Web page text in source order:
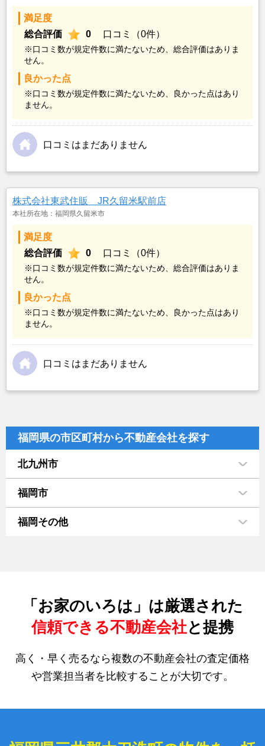
満足度
総合評価
0 口コミ（0件）
※口コミ数が規定件数に満たないため、総合評価はありま
せん。
良かった点
※口コミ数が規定件数に満たないため、良かった点はあり
ません。
口コミはまだありません
株式会社東武住販 JR久留米駅前店
本社所在地：福岡県久留米市
満足度
総合評価
0 口コミ（0件）
※口コミ数が規定件数に満たないため、総合評価はありま
せん。
良かった点
※口コミ数が規定件数に満たないため、良かった点はあり
ません。
口コミはまだありません
福岡県の市区町村から不動産会社を探す
北九州市
福岡市
福岡その他
「お家のいろは」は厳選された
信頼できる不動産会社と提携
高く・早く売るなら複数の不動産会社の査定価格
や営業担当者を比較することが大切です。